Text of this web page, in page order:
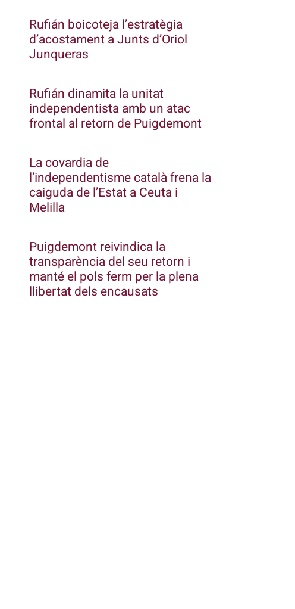
Rufián boicoteja l’estratègia
d’acostament a Junts d’Oriol
Junqueras
Rufián dinamita la unitat
independentista amb un atac
frontal al retorn de Puigdemont
La covardia de
l’independentisme català frena la
caiguda de l’Estat a Ceuta i
Melilla
Puigdemont reivindica la
transparència del seu retorn i
manté el pols ferm per la plena
llibertat dels encausats